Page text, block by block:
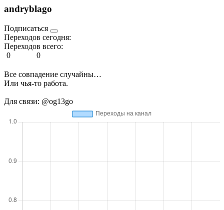
andryblago
Подписаться
Переходов сегодня:
Переходов всего:
0
0
Все совпадение случайны…
Или чья-то работа.
Для связи: @og13go